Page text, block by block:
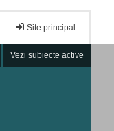
Site principal
Vezi subiecte active